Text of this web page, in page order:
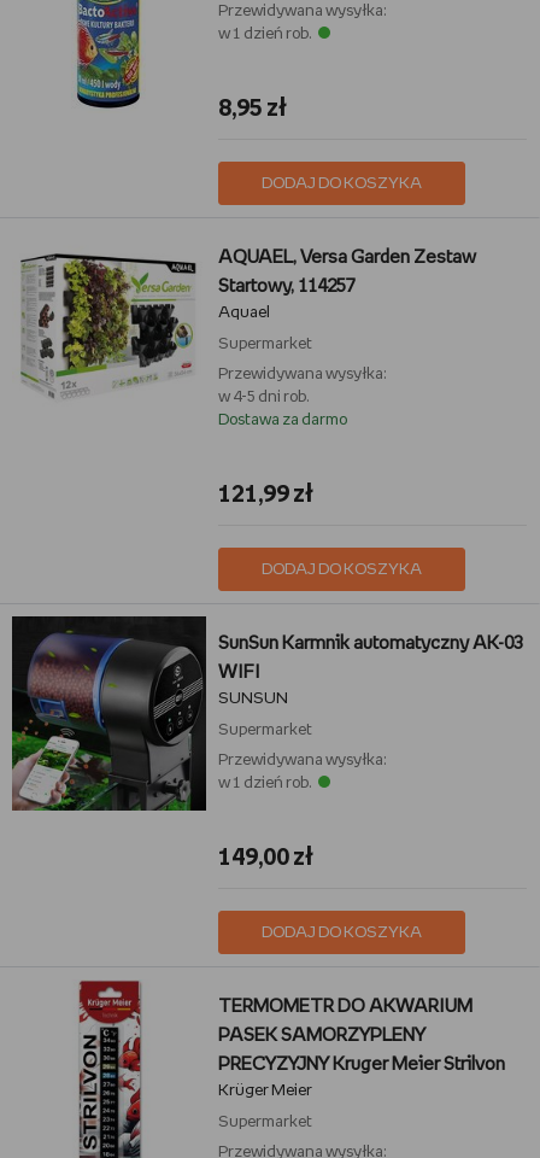
Przewidywana wysyłka:
w 1 dzień rob.
8,95 zł
DODAJ DO KOSZYKA
AQUAEL, Versa Garden Zestaw
Startowy, 114257
Aquael
Supermarket
Przewidywana wysyłka:
w 4-5 dni rob.
Dostawa za darmo
121,99 zł
DODAJ DO KOSZYKA
SunSun Karmnik automatyczny AK-03
WIFI
SUNSUN
Supermarket
Przewidywana wysyłka:
w 1 dzień rob.
149,00 zł
DODAJ DO KOSZYKA
TERMOMETR DO AKWARIUM
PASEK SAMORZYPLENY
PRECYZYJNY Kruger Meier Strilvon
Krüger Meier
Supermarket
Przewidywana wysyłka: